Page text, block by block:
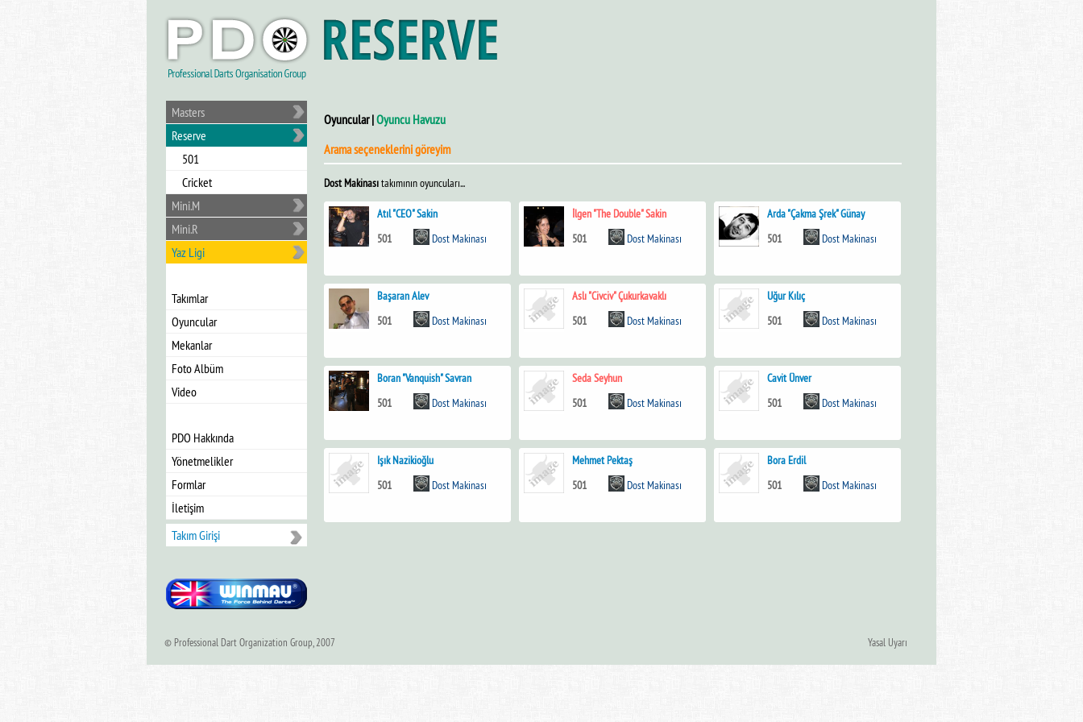
Masters
Reserve
501
Cricket
Mini.M
Mini.R
Yaz Ligi
Takımlar
Oyuncular
Mekanlar
Foto Albüm
Video
PDO Hakkında
Yönetmelikler
Formlar
İletişim
Takım Girişi
Oyuncular |Oyuncu Havuzu
Arama seçeneklerini göreyim
Dost Makinasıtakımının oyuncuları...
Atıl "CEO" Sakin
501
Dost Makinası
İlgen "The Double" Sakin
501
Dost Makinası
Arda "Çakma Şrek" Günay
501
Dost Makinası
Başaran Alev
501
Dost Makinası
Aslı "Civciv" Çukurkavaklı
501
Dost Makinası
Uğur Kılıç
501
Dost Makinası
Boran "Vanquish" Savran
501
Dost Makinası
Seda Seyhun
501
Dost Makinası
Cavit Ünver
501
Dost Makinası
Işık Nazikioğlu
501
Dost Makinası
Mehmet Pektaş
501
Dost Makinası
Bora Erdil
501
Dost Makinası
© Professional Dart Organization Group, 2007 Yasal Uyarı